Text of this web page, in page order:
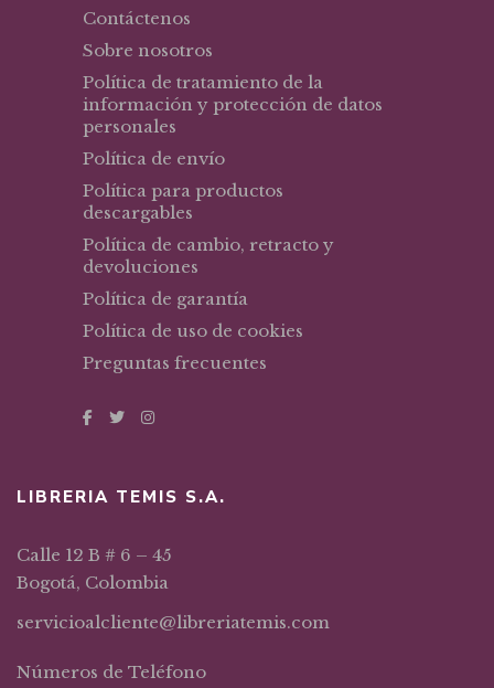
Contáctenos
Sobre nosotros
Política de tratamiento de la
información y protección de datos
personales
Política de envío
Política para productos
descargables
Política de cambio, retracto y
devoluciones
Política de garantía
Política de uso de cookies
Preguntas frecuentes
LIBRERIA TEMIS S.A.
Calle 12 B # 6 – 45
Bogotá, Colombia
servicioalcliente@libreriatemis.com
Números de Teléfono